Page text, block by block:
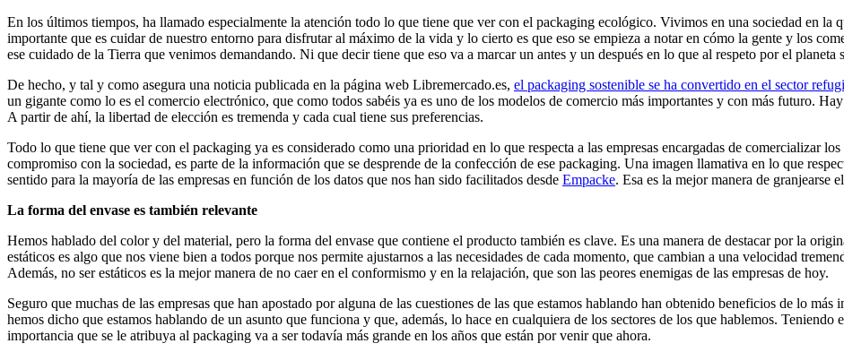
En los últimos tiempos, ha llamado especialmente la atención todo lo que tiene que ver con el packaging ecológico. Vivimos en una sociedad en la
importante que es cuidar de nuestro entorno para disfrutar al máximo de la vida y lo cierto es que eso se empieza a notar en cómo la gente y los
ese cuidado de la Tierra que venimos demandando. Ni que decir tiene que eso va a marcar un antes y un después en lo que al respeto por el planeta
De hecho, y tal y como asegura una noticia publicada en la página web Libremercado.es, el packaging sostenible se ha convertido en el sector
un gigante como lo es el comercio electrónico, que como todos sabéis ya es uno de los modelos de comercio más importantes y con más futuro.
A partir de ahí, la libertad de elección es tremenda y cada cual tiene sus preferencias.
Todo lo que tiene que ver con el packaging ya es considerado como una prioridad en lo que respecta a las empresas encargadas de comercializar
compromiso con la sociedad, es parte de la información que se desprende de la confección de ese packaging. Una imagen llamativa en lo que
sentido para la mayoría de las empresas en función de los datos que nos han sido facilitados desde Empacke. Esa es la mejor manera de granjearse
La forma del envase es también relevante
Hemos hablado del color y del material, pero la forma del envase que contiene el producto también es clave. Es una manera de destacar por la
estáticos es algo que nos viene bien a todos porque nos permite ajustarnos a las necesidades de cada momento, que cambian a una velocidad
Además, no ser estáticos es la mejor manera de no caer en el conformismo y en la relajación, que son las peores enemigas de las empresas de hoy.
Seguro que muchas de las empresas que han apostado por alguna de las cuestiones de las que estamos hablando han obtenido beneficios de lo más
hemos dicho que estamos hablando de un asunto que funciona y que, además, lo hace en cualquiera de los sectores de los que hablemos. Teniendo
importancia que se le atribuya al packaging va a ser todavía más grande en los años que están por venir que ahora.